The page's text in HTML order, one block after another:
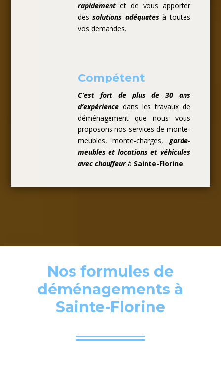
rapidementet de vous apporter
des solutions adéquatesà toutes
vos demandes.
Compétent
C’est fort de plus de 30 ans
d’expériencedans les travaux de
déménagement que nous vous
proposons nos services de monte-
meubles, monte-charges,garde-
meubles et locations et véhicules
avec chauffeurà Sainte-Florine.
Nos formules de
déménagements à
Sainte-Florine